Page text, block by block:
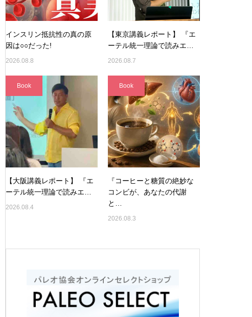
インスリン抵抗性の真の原
因は○○だった!
2026.08.8
【東京講義レポート】 『エ
ーテル統一理論で読みエ…
2026.08.7
Book
【大阪講義レポート】 『エ
ーテル統一理論で読みエ…
2026.08.4
Book
『コーヒーと糖質の絶妙な
コンビが、あなたの代謝
と…
2026.08.3